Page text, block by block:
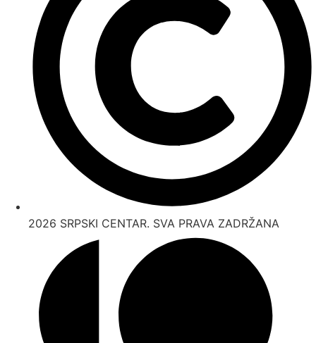
2026 SRPSKI CENTAR. SVA PRAVA ZADRŽANA